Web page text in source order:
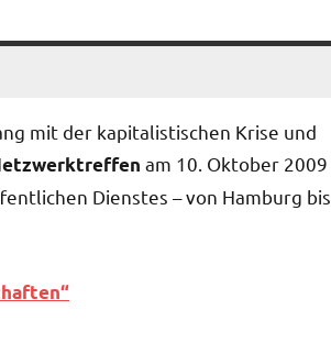
mit der kapitalistischen Krise und
am 10. Oktober 2009
Dienstes – von Hamburg bis